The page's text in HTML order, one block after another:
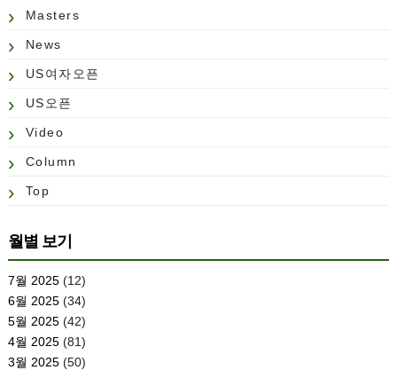
Masters
News
US여자오픈
US오픈
Video
Column
Top
월별 보기
7월 2025(12)
6월 2025(34)
5월 2025(42)
4월 2025(81)
3월 2025(50)